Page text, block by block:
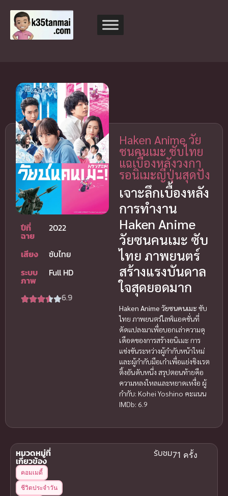
ปีที่
ฉาย
2022
เสียง
ซับไทย
ระบบ
ภาพ
Full HD
6.9
Haken Anime วัย
ซนคนเมะ ซับไทย
แฉเบื้องหลังวงกา
รอนิเมะญี่ปุ่นสุดปัง
เจาะลึกเบื้องหลัง
การทำงาน
Haken Anime
วัยซนคนเมะ ซับ
ไทย ภาพยนตร์
สร้างแรงบันดาล
ใจสุดยอดมาก
Haken Anime วัยซนคนเมะ ซับ
ไทย ภาพยนตร์ไลฟ์แอคชั่นที่
ดัดแปลงมาเพื่อบอกเล่าความดุ
เดือดของการสร้างอนิเมะ การ
แข่งขันระหว่างผู้กำกับหน้าใหม่
และผู้กำกับมือเก๋าเพื่อแย่งชิงเรต
ติ้งอันดับหนึ่ง สรุปตอนท้ายคือ
ความหลงใหลและหยาดเหงื่อ ผู้
กำกับ: Kohei Yoshino คะแนน
IMDb: 6.9
รับชม71 ครั้ง
หมวดหมู่ที่
เกี่ยวข้อง
คอมเมดี้
ชีวิตประจำวัน